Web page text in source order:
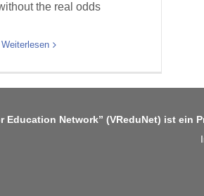
the real odds
Weiterlesen
Education Network” (VReduNet) ist ein